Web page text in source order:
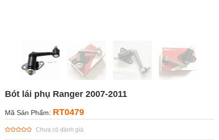
Bót lái phụ Ranger 2007-2011
Mã Sản Phẩm: RT0479
Chưa có đánh giá